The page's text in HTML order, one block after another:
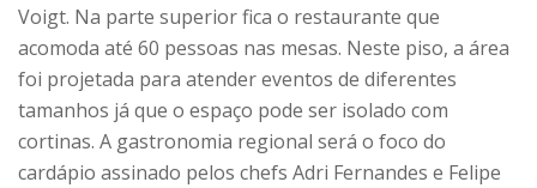
Voigt. Na parte superior fica o restaurante que
acomoda até 60 pessoas nas mesas. Neste piso, a área
foi projetada para atender eventos de diferentes
tamanhos já que o espaço pode ser isolado com
cortinas. A gastronomia regional será o foco do
cardápio assinado pelos chefs Adri Fernandes e Felipe